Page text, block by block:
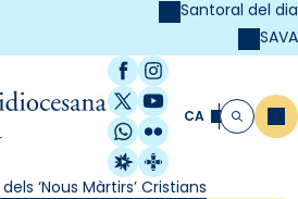
Santoral del dia
SAVA
Facebook
Instagram
X / Twitter
YouTube
WhatsApp
Flickr
Radio Estel
Catalunya
CA Cerca
‘Nous Màrtirs’ Cristians